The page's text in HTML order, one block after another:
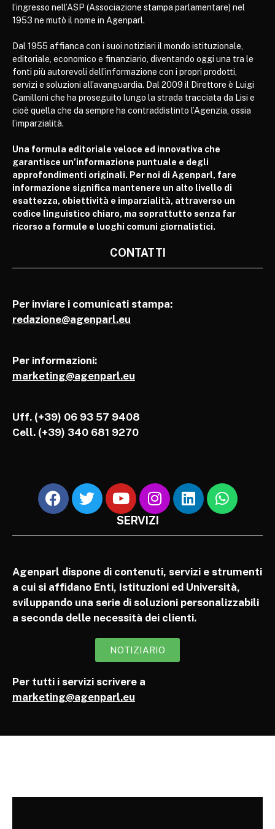
l’ingresso nell’ASP (Associazione stampa parlamentare) nel
1953 ne mutò il nome in Agenparl.
Dal 1955 affianca con i suoi notiziari il mondo istituzionale,
editoriale, economico e finanziario, diventando oggi una tra le
fonti più autorevoli dell’informazione con i propri prodotti,
servizi e soluzioni all’avanguardia. Dal 2009 il Direttore è Luigi
Camilloni che ha proseguito lungo la strada tracciata da Lisi e
cioè quella che da sempre ha contraddistinto l’Agenzia, ossia
l’imparzialità.
Una formula editoriale veloce ed innovativa che
garantisce un’informazione puntuale e degli
approfondimenti originali. Per noi di Agenparl, fare
informazione significa mantenere un alto livello di
esattezza, obiettività e imparzialità, attraverso un
codice linguistico chiaro, ma soprattutto senza far
ricorso a formule e luoghi comuni giornalistici.
CONTATTI
Per inviare i comunicati stampa:
redazione@agenparl.eu
Per informazioni:
marketing@agenparl.eu
Uff. (+39) 06 93 57 9408
Cell. (+39) 340 681 9270
SERVIZI
Agenparl dispone di contenuti, servizi e strumenti
a cui si affidano Enti, Istituzioni ed Università,
sviluppando una serie di soluzioni personalizzabili
a seconda delle necessità dei clienti.
NOTIZIARIO
Per tutti i servizi scrivere a
marketing@agenparl.eu